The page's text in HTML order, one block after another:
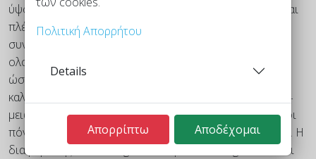
ύψος της φτέρνας χρησιμοποιούμε ένα δεύτερο νήμα και
πλέκουμε τους μισούς πόντους του γύρου έπειτα
συνεχίζουμε τον γύρο με το κανονικό νήμα. Όταν
ολοκληρώσουμε την κάλτσα, τραβάμε το δεύτερο νήμα
ώστε να ξηλωθούν οι πόντοι και τους περνάμε σε
καλτσοβελόνες. Τους δουλεύουμε κυκλικά και κάνουμε 4
μειώσεις στα πλαϊνά της πτέρνας, μέχρι να μείνουν λίγοι
πόντοι που τους κλείνουμε με
kitchener stitchσυνήθως. Η
διαφορά της Afterthought από την Forethought είναι ότι
Πολιτική Απορρήτου
Details
Απορρίπτω Αποδέχομαι